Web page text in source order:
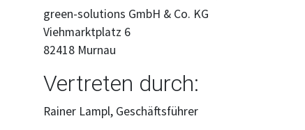
green-solutions GmbH & Co. KG
Viehmarktplatz 6
82418 Murnau
Vertreten durch:
Rainer Lampl, Geschäftsführer